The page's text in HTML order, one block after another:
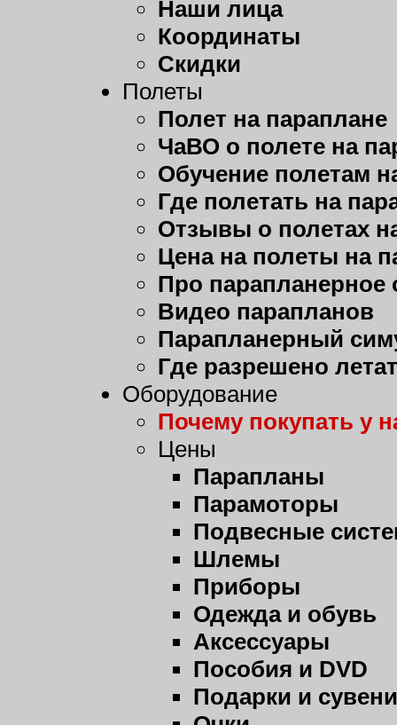
Наши лица
Координаты
Скидки
Полеты
Полет на параплане
ЧаВО о полете на
Обучение полетам
Где полетать на
Отзывы о полетах
Цена на полеты на
Про парапланерное
Видео парапланов
Парапланерный
Где разрешено
Оборудование
Почему покупать у
Цены
Парапланы
Парамоторы
Подвесные
Шлемы
Приборы
Одежда и обувь
Аксессуары
Пособия и DVD
Подарки и